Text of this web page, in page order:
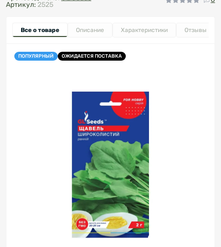
Артикул: 2525
Все о товаре Описание Характеристики Отзывы
ПОПУЛЯРНЫЙ ОЖИДАЕТСЯ ПОСТАВКА